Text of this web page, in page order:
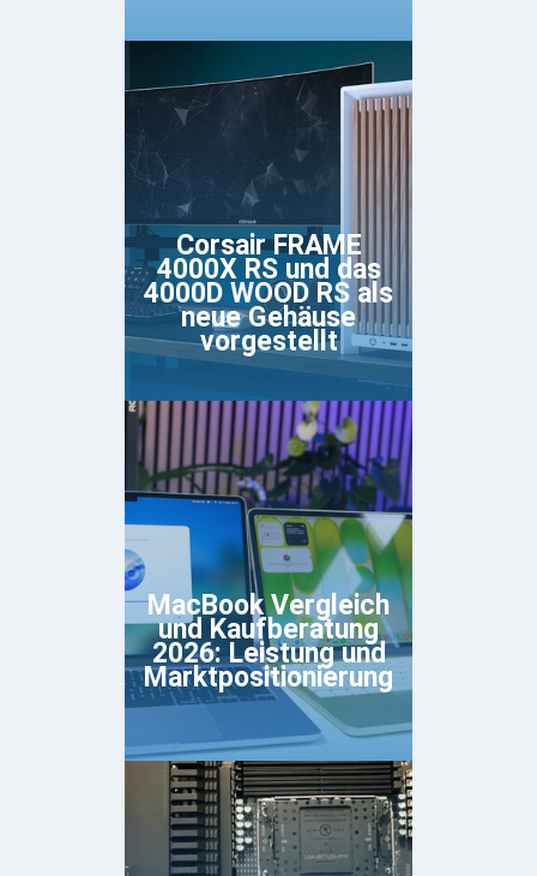
Corsair FRAME
4000X RS und das
4000D WOOD RS als
neue Gehäuse
vorgestellt
MacBook Vergleich
und Kaufberatung
2026: Leistung und
Marktpositionierung